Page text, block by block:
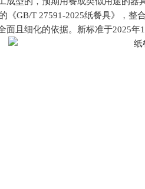
《GB/T 27591-2025纸餐具》，整
面且细化的依据。新标准于2025年